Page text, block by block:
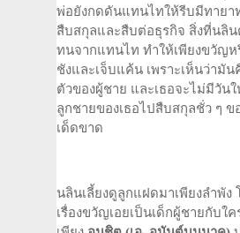
พ่อยังกดดันแทนไทให้รีบมีทายา
สืบสกุลและสืบต่อธุรกิจ สิ่งที่นลิ
ทนจากแทนไท ทำให้เพียงขวัญห
ชังและเจ็บแค้น เพราะเห็นว่ามั
ตัวของผู้ชาย และเธอจะไม่มีวัน
ลูกชายของเธอไปสืบสกุลชั่ว ๆ ข
เด็ดขาด
นลินเลี้ยงดูลูกแฝดมาเพียงลำพัง
เรื่องขวัญเอยเป็นเด็กผู้ชายกับใค